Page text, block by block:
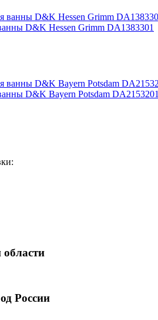
D&K Hessen Grimm DA1383301
D&K Bayern Potsdam DA2153201
России